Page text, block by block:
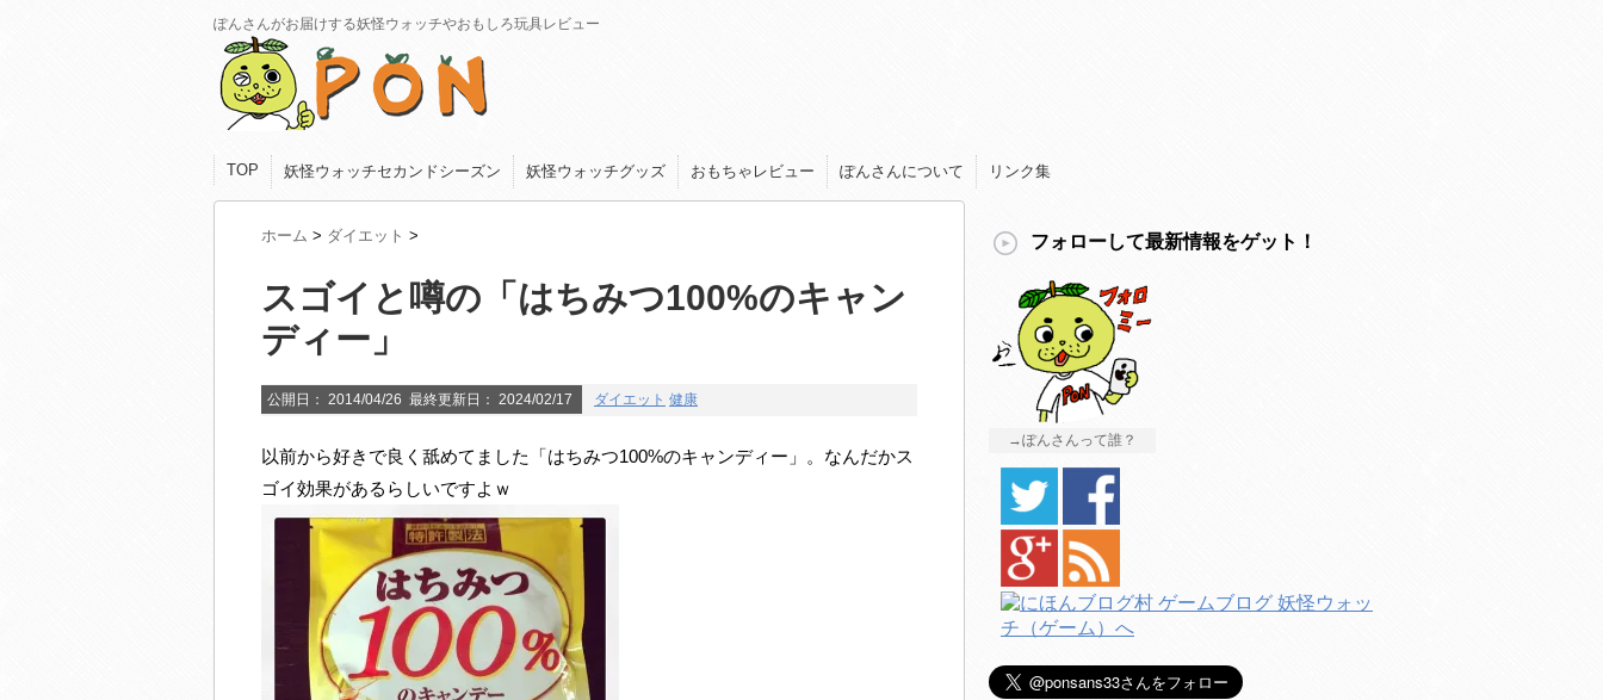
ぽんさんがお届けする妖怪ウォッチやおもしろ玩具レビュー
TOP 妖怪ウォッチセカンドシーズン 妖怪ウォッチグッズ おもちゃレビュー ぽんさんについて リンク集
ホーム > ダイエット >
スゴイと噂の「はちみつ100%のキャン
ディー」
公開日： 2014/04/26 最終更新日： 2024/02/17 ダイエット 健康
以前から好きで良く舐めてました「はちみつ100%のキャンディー」。なんだかス
ゴイ効果があるらしいですよｗ
フォローして最新情報をゲット！
→ぽんさんって誰？